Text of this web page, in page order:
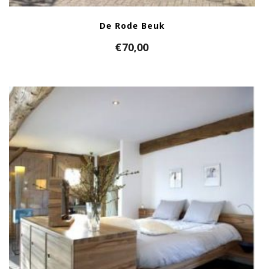
De Rode Beuk
€70,00